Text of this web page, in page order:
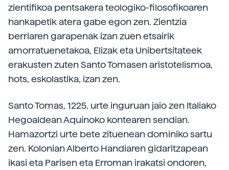
zientifikoa pentsakera teologiko-filosofikoaren
hankapetik atera gabe egon zen. Zientzia
berriaren garapenak izan zuen etsairik
amorratuenetakoa, Elizak eta Unibertsitateek
erakusten zuten Santo Tomasen aristotelismoa,
hots, eskolastika, izan zen.
Santo Tomas, 1225. urte inguruan jaio zen Italiako
Hegoaldean Aquinoko kontearen sendian.
Hamazortzi urte bete zituenean dominiko sartu
zen. Kolonian Alberto Handiaren gidaritzapean
ikasi eta Parisen eta Erroman irakatsi ondoren,